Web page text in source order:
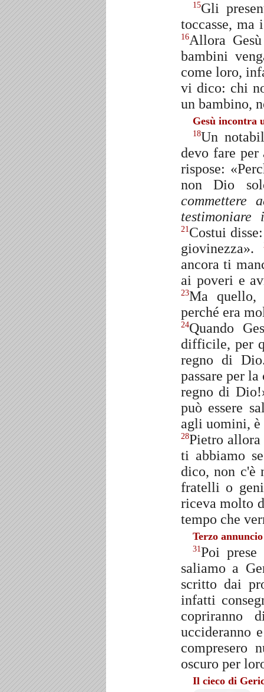
15Gli
toccasse, ma
16Allora
bambini
come loro,
vi dico: chi
un bambino,
Gesù incontra
18Un
devo fare
rispose:
non Dio
commettere
21Costui
giovinezza».
ancora ti
ai poveri e
23Ma quello,
perché era
24Quando
difficile, per
regno di
passare per
regno di
può essere
agli uomini, è
28Pietro
ti abbiamo
dico, non c'è
fratelli o
riceva molto
tempo che
Terzo
31Poi
saliamo a
scritto dai
infatti
copriranno
uccideranno
compresero
oscuro per
Il cieco di